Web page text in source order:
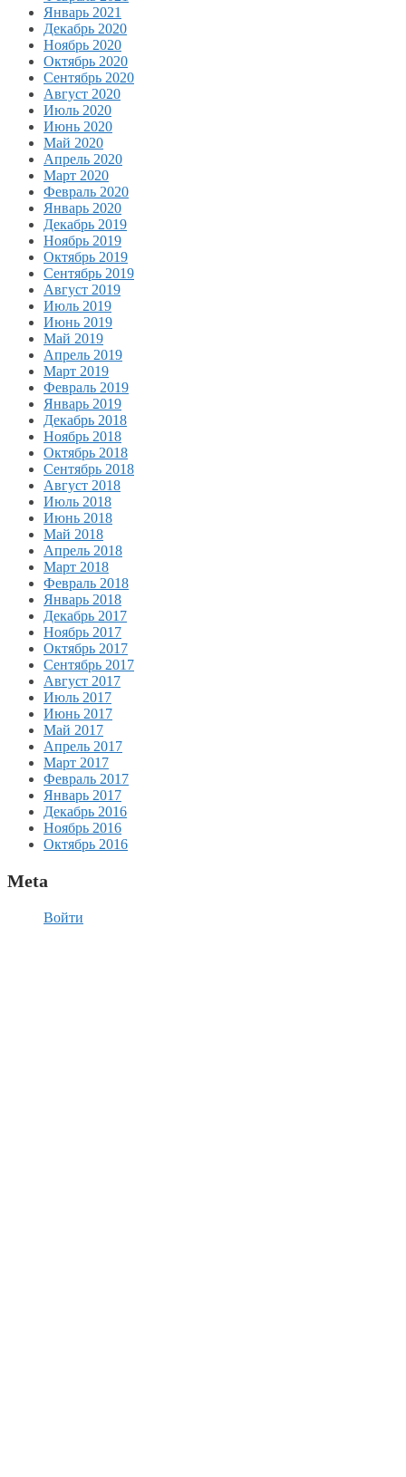
Январь 2021
Декабрь 2020
Ноябрь 2020
Октябрь 2020
Сентябрь 2020
Август 2020
Июль 2020
Июнь 2020
Май 2020
Апрель 2020
Март 2020
Февраль 2020
Январь 2020
Декабрь 2019
Ноябрь 2019
Октябрь 2019
Сентябрь 2019
Август 2019
Июль 2019
Июнь 2019
Май 2019
Апрель 2019
Март 2019
Февраль 2019
Январь 2019
Декабрь 2018
Ноябрь 2018
Октябрь 2018
Сентябрь 2018
Август 2018
Июль 2018
Июнь 2018
Май 2018
Апрель 2018
Март 2018
Февраль 2018
Январь 2018
Декабрь 2017
Ноябрь 2017
Октябрь 2017
Сентябрь 2017
Август 2017
Июль 2017
Июнь 2017
Май 2017
Апрель 2017
Март 2017
Февраль 2017
Январь 2017
Декабрь 2016
Ноябрь 2016
Октябрь 2016
Meta
Войти